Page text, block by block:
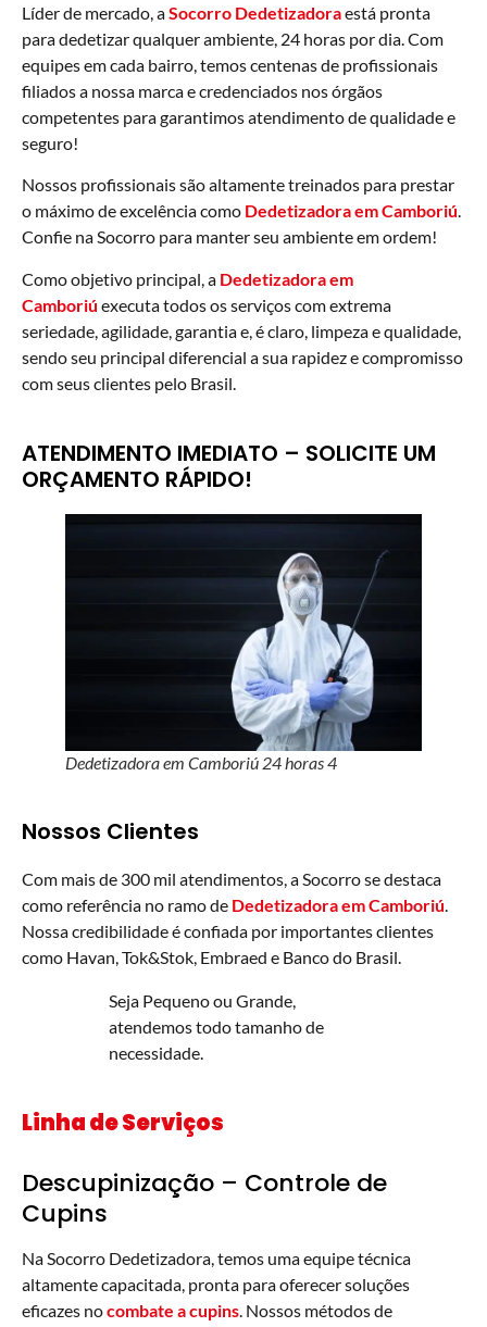
Líder de mercado, aSocorro Dedetizadoraestá pronta
para dedetizar qualquer ambiente, 24 horas por dia. Com
equipes em cada bairro, temos centenas de profissionais
filiados a nossa marca e credenciados nos órgãos
competentes para garantimos atendimento de qualidade e
seguro!
Nossos profissionais são altamente treinados para prestar
o máximo de excelência como Dedetizadora em Camboriú.
Confie na Socorro para manter seu ambiente em ordem!
Como objetivo principal, a Dedetizadora em
Camboriú executa todos os serviços com extrema
seriedade, agilidade, garantia e, é claro, limpeza e qualidade,
sendo seu principal diferencial a sua rapidez e compromisso
com seus clientes pelo Brasil.
ATENDIMENTO IMEDIATO – SOLICITE UM
ORÇAMENTO RÁPIDO!
Dedetizadora em Camboriú 24 horas 4
Nossos Clientes
Com mais de 300 mil atendimentos, a Socorro se destaca
como referência no ramo de Dedetizadora em Camboriú.
Nossa credibilidade é confiada por importantes clientes
como Havan, Tok&Stok, Embraed e Banco do Brasil.
Seja Pequeno ou Grande,
atendemos todo tamanho de
necessidade.
Linha de Serviços
Descupinização – Controle de
Cupins
Na Socorro Dedetizadora, temos uma equipe técnica
altamente capacitada, pronta para oferecer soluções
eficazes nocombate a cupins. Nossos métodos de